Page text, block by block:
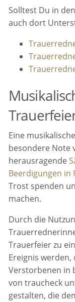
Solltest Du in
auch dort
Eine
besondere Note
herausragende
Beerdigungen in
Trost spenden
machen.
Durch die
Trauerfeier zu
Ereignis
Verstorbenen in
von traucheck
gestalten, die